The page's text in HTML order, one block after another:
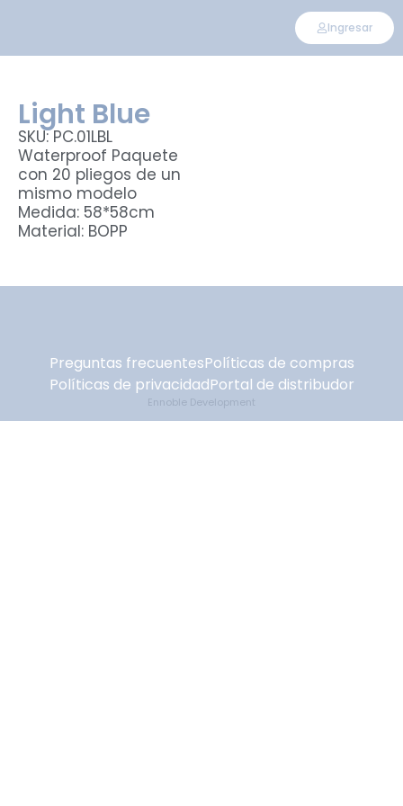
Ingresar
Light Blue
SKU: PC.01LBL
Waterproof Paquete
con 20 pliegos de un
mismo modelo
Medida: 58*58cm
Material: BOPP
Preguntas frecuentesPolíticas de compras
Políticas de privacidadPortal de distribudor
Ennoble Development